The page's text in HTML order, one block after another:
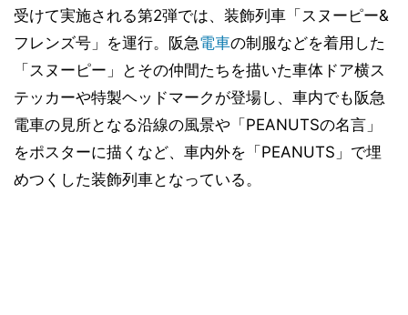
受けて実施される第2弾では、装飾列車「スヌーピー&
フレンズ号」を運行。阪急電車の制服などを着用した
「スヌーピー」とその仲間たちを描いた車体ドア横ス
テッカーや特製ヘッドマークが登場し、車内でも阪急
電車の見所となる沿線の風景や「PEANUTSの名言」
をポスターに描くなど、車内外を「PEANUTS」で埋
めつくした装飾列車となっている。